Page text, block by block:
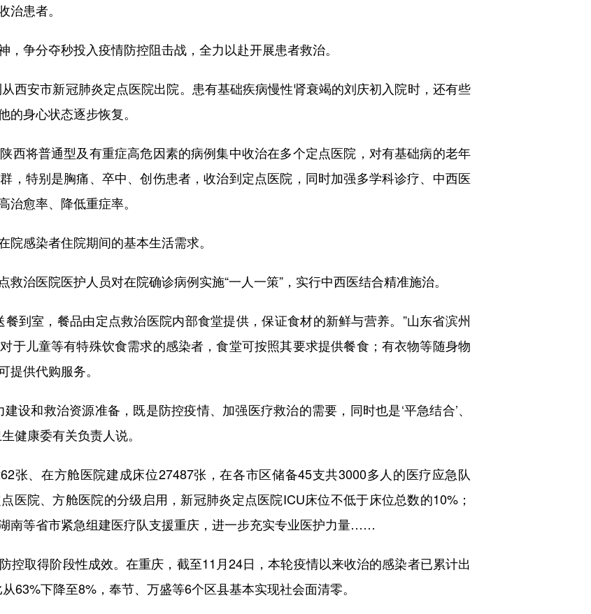
患者。
争分夺秒投入疫情防控阻击战，全力以赴开展患者救治。
安市新冠肺炎定点医院出院。患有基础疾病慢性肾衰竭的刘庆初入院时，还有些
身心状态逐步恢复。
将普通型及有重症高危因素的病例集中收治在多个定点医院，对有基础病的老年
，特别是胸痛、卒中、创伤患者，收治到定点医院，同时加强多学科诊疗、中西医
愈率、降低重症率。
感染者住院期间的基本生活需求。
医院医护人员对在院确诊病例实施“一人一策”，实行中西医结合精准施治。
室，餐品由定点救治医院内部食堂提供，保证食材的新鲜与营养。”山东省滨州
于儿童等有特殊饮食需求的感染者，食堂可按照其要求提供餐食；有衣物等随身物
供代购服务。
和救治资源准备，既是防控疫情、加强医疗救治的需要，同时也是‘平急结合’、
健康委有关负责人说。
、在方舱医院建成床位27487张，在各市区储备45支共3000多人的医疗应急队
医院、方舱医院的分级启用，新冠肺炎定点医院ICU床位不低于床位总数的10%；
南等省市紧急组建医疗队支援重庆，进一步充实专业医护力量……
取得阶段性成效。在重庆，截至11月24日，本轮疫情以来收治的感染者已累计出
63%下降至8%，奉节、万盛等6个区县基本实现社会面清零。